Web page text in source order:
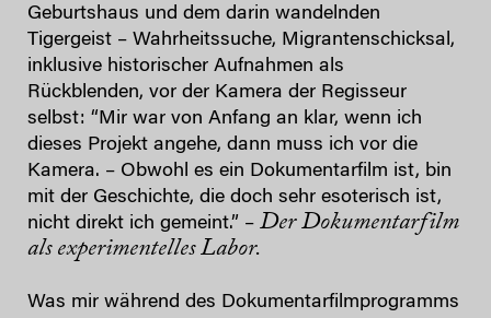
Geburtshaus und dem darin wandelnden
Tigergeist – Wahrheitssuche, Migrantenschicksal,
inklusive historischer Aufnahmen als
Rückblenden, vor der Kamera der Regisseur
selbst: “Mir war von Anfang an klar, wenn ich
dieses Projekt angehe, dann muss ich vor die
Kamera. – Obwohl es ein Dokumentarfilm ist, bin
mit der Geschichte, die doch sehr esoterisch ist,
nicht direkt ich gemeint.” – Der Dokumentarfilm
als experimentelles Labor.
Was mir während des Dokumentarfilmprogramms